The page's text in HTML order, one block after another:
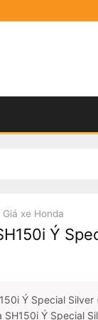
Giá xe Honda
Ý
Ý Special
SH150i Ý Special